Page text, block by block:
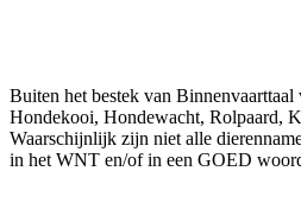
Buiten het bestek van Binnenvaarttaal
Hondekooi, Hondewacht, Rolpaard,
Waarschijnlijk zijn niet alle
in het WNT en/of in een GOED